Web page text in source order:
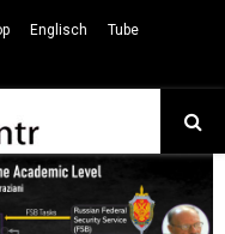
Englisch Tube